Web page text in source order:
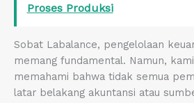
Proses Produksi
Sobat Labalance, pengelolaan
memang fundamental. Namun,
memahami bahwa tidak semua
latar belakang akuntansi atau